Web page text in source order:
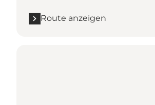
Route anzeigen